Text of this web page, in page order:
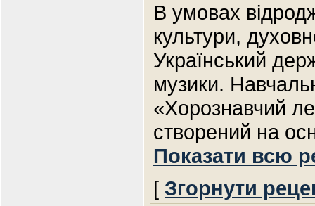
В умовах
культури,
Український
музики.
«Хорознавчий
створений на
Показати всю
[ Згорнути